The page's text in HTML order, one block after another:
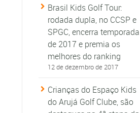
Brasil Kids Golf Tour:
rodada dupla, no CCSP e
SPGC, encerra temporada
de 2017 e premia os
melhores do ranking
12 de dezembro de 2017
Crianças do Espaço Kids
do Arujá Golf Clube, são